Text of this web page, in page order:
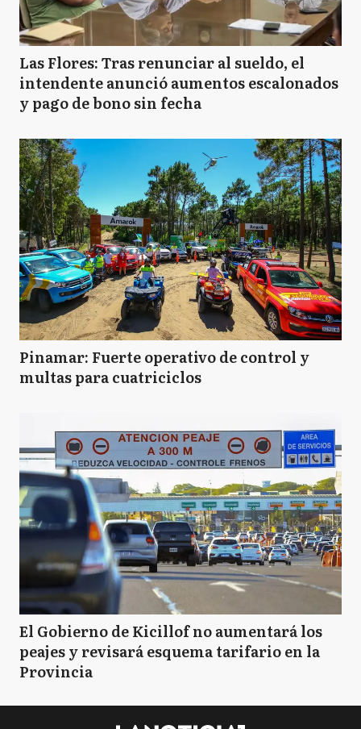
Las Flores: Tras renunciar al sueldo, el
intendente anunció aumentos escalonados
y pago de bono sin fecha
Pinamar: Fuerte operativo de control y
multas para cuatriciclos
El Gobierno de Kicillof no aumentará los
peajes y revisará esquema tarifario en la
Provincia